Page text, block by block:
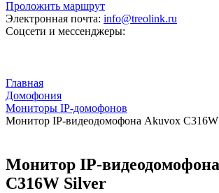
Проложить маршрут
Электронная почта: info@treolink.ru
Соцсети и мессенджеры:
Главная
Домофония
Мониторы IP-домофонов
Монитор IP-видеодомофона Akuvox
Монитор IP-
C316W Silver